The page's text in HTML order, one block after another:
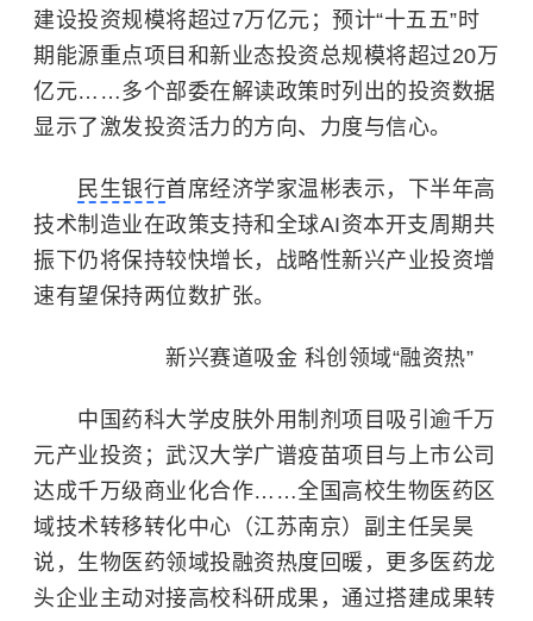
建设投资规模将超过7万亿元；预计“十五五”时
期能源重点项目和新业态投资总规模将超过20万
亿元……多个部委在解读政策时列出的投资数据
显示了激发投资活力的方向、力度与信心。
民生银行首席经济学家温彬表示，下半年高
技术制造业在政策支持和全球AI资本开支周期共
振下仍将保持较快增长，战略性新兴产业投资增
速有望保持两位数扩张。
新兴赛道吸金 科创领域“融资热”
中国药科大学皮肤外用制剂项目吸引逾千万
元产业投资； 武汉大学广谱疫苗项目与上市公司
达成千万级商业化合作……全国高校生物医药区
域技术转移转化中心（江苏南京）副主任吴昊
说，生物医药领域投融资热度回暖，更多医药龙
头企业主动对接高校科研成果，通过搭建成果转